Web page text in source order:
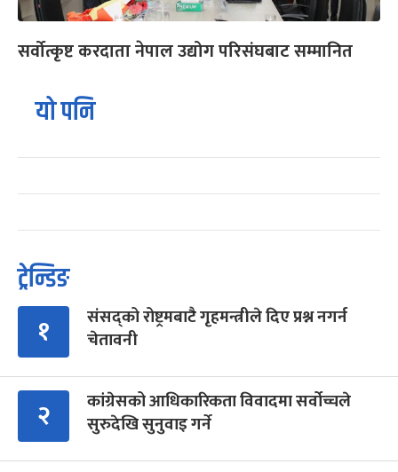
सर्वोत्कृष्ट करदाता नेपाल उद्योग परिसंघबाट सम्मानित
यो पनि
ट्रेन्डिङ
१
संसद्को रोष्ट्रमबाटै गृहमन्त्रीले दिए प्रश्न नगर्न
चेतावनी
२
कांग्रेसको आधिकारिकता विवादमा सर्वोच्चले
सुरुदेखि सुनुवाइ गर्ने